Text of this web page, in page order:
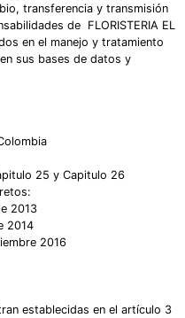
transferencia y transmisión
de FLORISTERIA EL
en el manejo y tratamiento
sus bases de datos y
25 y Capitulo 26
2013
2014
2016
establecidas en el artículo 3